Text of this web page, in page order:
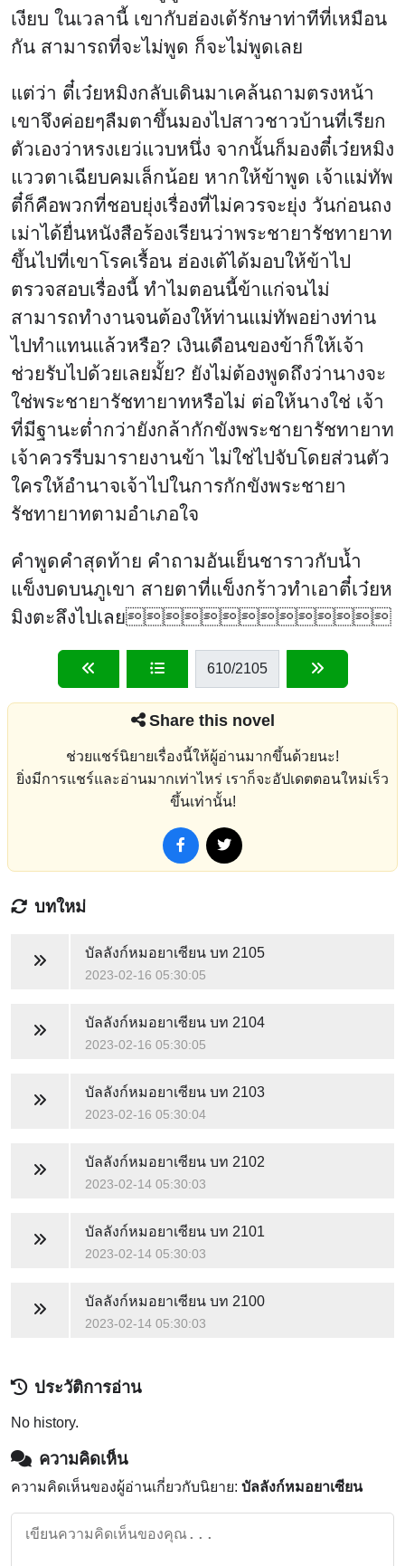
เงียบ ในเวลานี้ เขากับฮ่องเต้รักษาท่าทีที่เหมือน
กัน สามารถที่จะไม่พูด ก็จะไม่พูดเลย
แต่ว่า ตี๋เว๋ยหมิงกลับเดินมาเคล้นถามตรงหน้า
เขาจึงค่อยๆลืมตาขึ้นมองไปสาวชาวบ้านที่เรียก
ตัวเองว่าหรงเยว่แวบหนึ่ง จากนั้นก็มองตี๋เว๋ยหมิง
แววตาเฉียบคมเล็กน้อย หากให้ข้าพูด เจ้าแม่ทัพ
ตี๋ก็คือพวกที่ชอบยุ่งเรื่องที่ไม่ควรจะยุ่ง วันก่อนถง
เม่าได้ยื่นหนังสือร้องเรียนว่าพระชายารัชทายาท
ขึ้นไปที่เขาโรคเรื้อน ฮ่องเต้ได้มอบให้ข้าไป
ตรวจสอบเรื่องนี้ ทำไมตอนนี้ข้าแก่จนไม่
สามารถทำงานจนต้องให้ท่านแม่ทัพอย่างท่าน
ไปทำแทนแล้วหรือ? เงินเดือนของข้าก็ให้เจ้า
ช่วยรับไปด้วยเลยมั้ย? ยังไม่ต้องพูดถึงว่านางจะ
ใช่พระชายารัชทายาทหรือไม่ ต่อให้นางใช่ เจ้า
ที่มีฐานะต่ำกว่ายังกล้ากักขังพระชายารัชทายาท
เจ้าควรรีบมารายงานข้า ไม่ใช่ไปจับโดยส่วนตัว
ใครให้อำนาจเจ้าไปในการกักขังพระชายา
รัชทายาทตามอำเภอใจ
คำพูดคำสุดท้าย คำถามอันเย็นชาราวกับน้ำ
แข็งบดบนภูเขา สายตาที่แข็งกร้าวทำเอาตี๋เว๋ยห
มิงตะลึงไปเลย
610/2105
Share this novel
ช่วยแชร์นิยายเรื่องนี้ให้ผู้อ่านมากขึ้นด้วยนะ!
ยิ่งมีการแชร์และอ่านมากเท่าไหร่ เราก็จะอัปเดตตอนใหม่เร็ว
ขึ้นเท่านั้น!
บทใหม่
บัลลังก์หมอยาเซียนบท 2105
2023-02-16 05:30:05
บัลลังก์หมอยาเซียนบท 2104
2023-02-16 05:30:05
บัลลังก์หมอยาเซียนบท 2103
2023-02-16 05:30:04
บัลลังก์หมอยาเซียนบท 2102
2023-02-14 05:30:03
บัลลังก์หมอยาเซียนบท 2101
2023-02-14 05:30:03
บัลลังก์หมอยาเซียนบท 2100
2023-02-14 05:30:03
ประวัติการอ่าน
No history.
ความคิดเห็น
ความคิดเห็นของผู้อ่านเกี่ยวกับนิยาย: บัลลังก์หมอยาเซียน